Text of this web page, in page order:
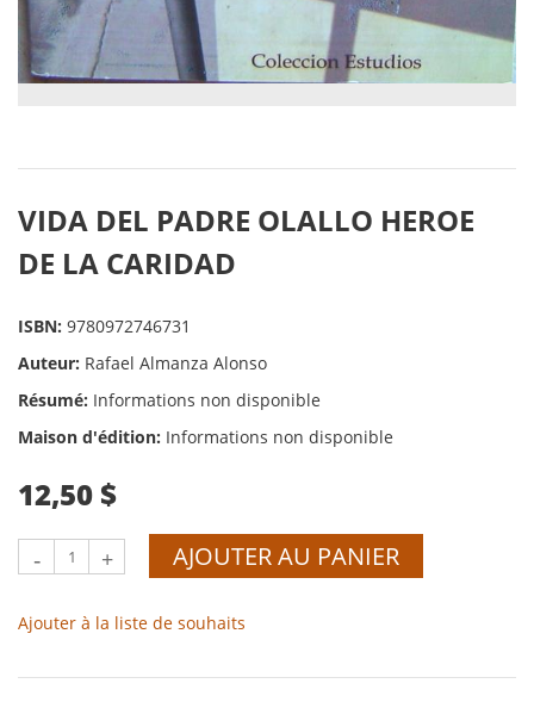
VIDA DEL PADRE OLALLO HEROE
DE LA CARIDAD
ISBN: 9780972746731
Auteur: Rafael Almanza Alonso
Résumé: Informations non disponible
Maison d'édition: Informations non disponible
12,50 $
- + AJOUTER AU PANIER
Ajouter à la liste de souhaits